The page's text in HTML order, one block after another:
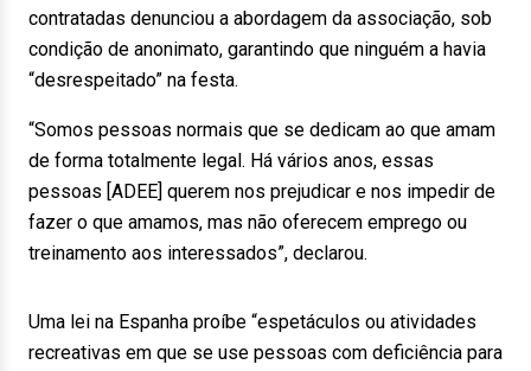
contratadas denunciou a abordagem da associação, sob
condição de anonimato, garantindo que ninguém a havia
“desrespeitado” na festa.
“Somos pessoas normais que se dedicam ao que amam
de forma totalmente legal. Há vários anos, essas
pessoas [ADEE] querem nos prejudicar e nos impedir de
fazer o que amamos, mas não oferecem emprego ou
treinamento aos interessados”, declarou.
Uma lei na Espanha proíbe “espetáculos ou atividades
recreativas em que se use pessoas com deficiência para